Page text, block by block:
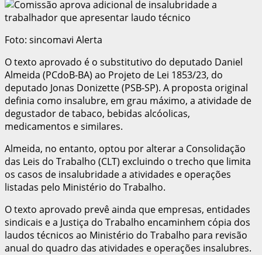
Foto: sincomavi Alerta
O texto aprovado é o substitutivo do deputado Daniel
Almeida (PCdoB-BA) ao Projeto de Lei 1853/23, do
deputado Jonas Donizette (PSB-SP). A proposta original
definia como insalubre, em grau máximo, a atividade de
degustador de tabaco, bebidas alcóolicas,
medicamentos e similares.
Almeida, no entanto, optou por alterar a Consolidação
das Leis do Trabalho (CLT) excluindo o trecho que limita
os casos de insalubridade a atividades e operações
listadas pelo Ministério do Trabalho.
O texto aprovado prevê ainda que empresas, entidades
sindicais e a Justiça do Trabalho encaminhem cópia dos
laudos técnicos ao Ministério do Trabalho para revisão
anual do quadro das atividades e operações insalubres.